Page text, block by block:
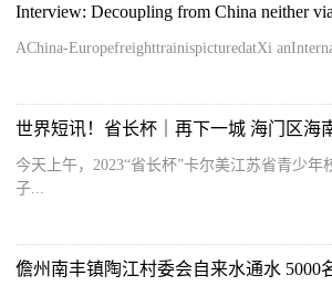
今天上午，2023“省长杯”卡尔美江苏省青少年
子...